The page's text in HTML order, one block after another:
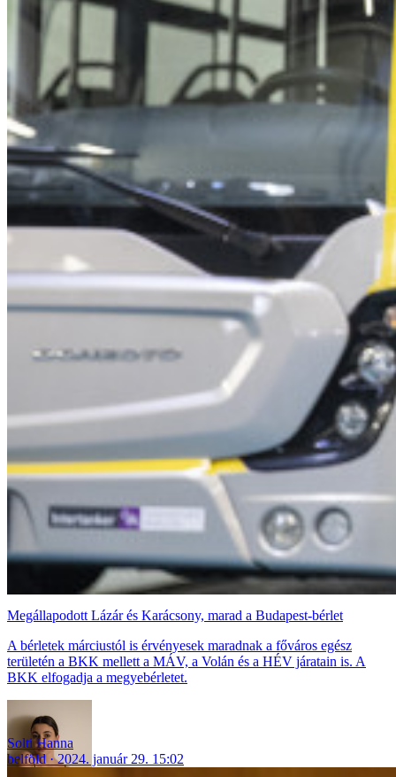
Megállapodott Lázár és Karácsony, marad a Budapest-bérlet
A bérletek márciustól is érvényesek maradnak a főváros egész
területén a BKK mellett a MÁV, a Volán és a HÉV járatain is. A
BKK elfogadja a megyebérletet.
Solti Hanna
belföld
2024. január 29. 15:02